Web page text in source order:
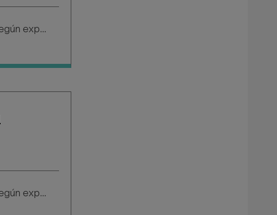
Salario según experiencia
Salario según experiencia